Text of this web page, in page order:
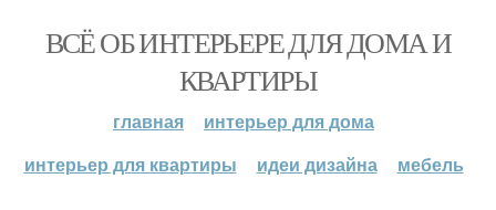
ВСЁ ОБ ИНТЕРЬЕРЕ ДЛЯ ДОМА И
КВАРТИРЫ
главная
интерьер для дома
интерьер для квартиры
идеи дизайна мебель